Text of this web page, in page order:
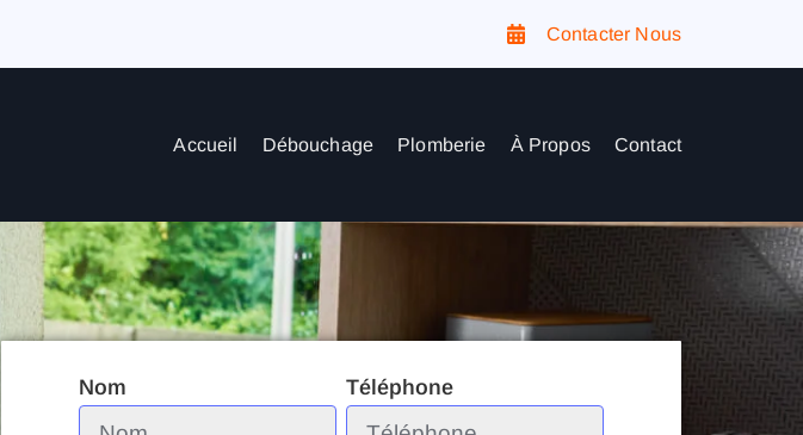
Contacter Nous
Accueil Débouchage Plomberie À Propos Contact
Nom Téléphone